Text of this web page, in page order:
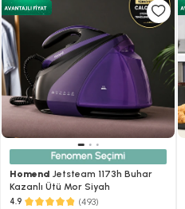
Homend Jetsteam 1173h Buhar
Kazanlı Ütü Mor Siyah
4.9 (493)